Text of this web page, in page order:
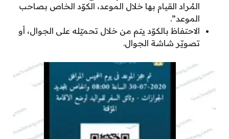
المُراد القيام بها خلال الموعد، الكوّد الخاص بصاحب
الموعد”.
الاحتفاظ بالكوّد يتم من خلال تحميّله على الجوال، أو
تصويّر شاشة الجوال.